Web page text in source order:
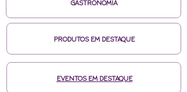
GASTRONOMIA
PRODUTOS EM DESTAQUE
EVENTOS EM DESTAQUE